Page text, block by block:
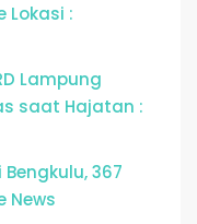
Lokasi :
Lampung
saat Hajatan :
367
News